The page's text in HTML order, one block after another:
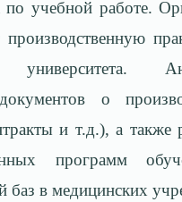
по учебной работе.
производственную
университета.
о
и т.д.), а также
программ
баз в медицинских